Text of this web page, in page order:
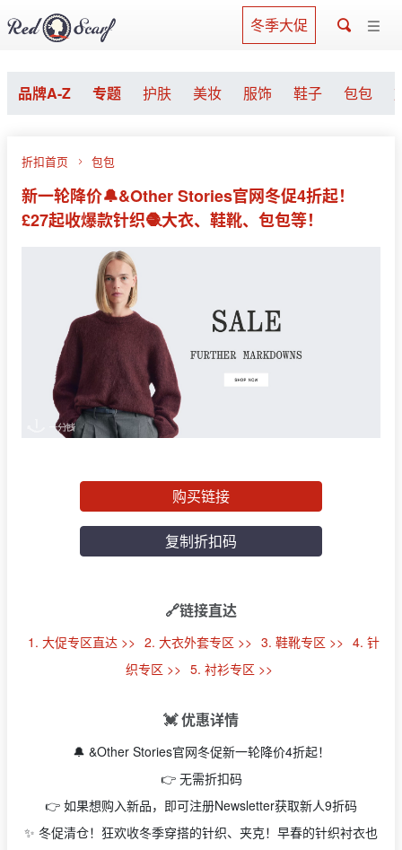
冬季大促
品牌A-Z 专题 护肤 美妆 服饰 鞋子 包包
折扣首页 包包
新一轮降价🔔&Other Stories官网冬促4折起！
£27起收爆款针织🧶大衣、鞋靴、包包等！
购买链接
复制折扣码
🔗链接直达
1. 大促专区直达 >> 2. 大衣外套专区 >> 3. 鞋靴专区 >> 4. 针
织专区 >> 5. 衬衫专区 >>
💓 优惠详情
🔔 &Other Stories官网冬促新一轮降价4折起！
👉 无需折扣码
👉 如果想购入新品，即可注册Newsletter获取新人9折码
✨ 冬促清仓！狂欢收冬季穿搭的针织、夹克！早春的针织衬衣也